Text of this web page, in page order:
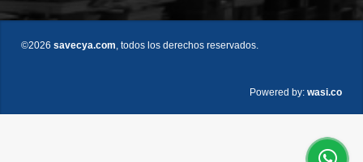
©2026 savecya.com, todos los derechos reservados.
Powered by: wasi.co